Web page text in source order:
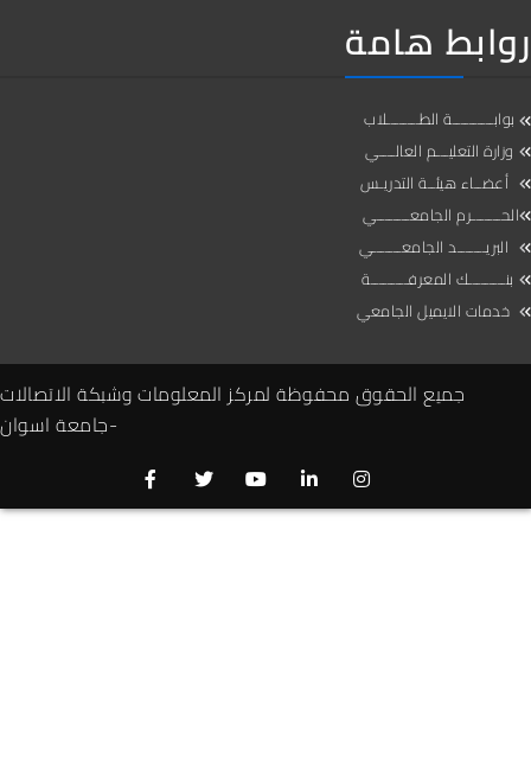
روابط هامة
وزارة التعليـــم العالــــي
أعضــاء هيئــة التدريـس
الحـــــــرم الجامعــــــــي
البريـــــــد الجامعـــــــي
بنـــــــــك المعرفـــــــــة
جميع الحقوق محفوظة لمركز المعلومات وشبكة الاتصالات
-جامعة اسوان